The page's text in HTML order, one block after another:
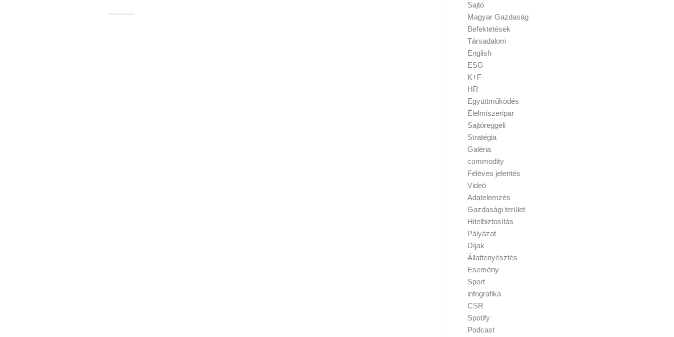
Sajtó
Magyar Gazdaság
Befektetések
Társadalom
English
ESG
K+F
HR
Együttműködés
Élelmiszeripar
Sajtóreggeli
Stratégia
Galéria
commodity
Féléves jelentés
Videó
Adatelemzés
Gazdasági terület
Hitelbiztosítás
Pályázat
Díjak
Állattenyésztés
Esemény
Sport
infografika
CSR
Spotify
Podcast